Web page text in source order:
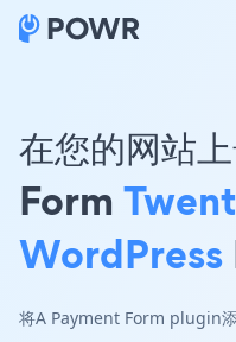
在您的网站
Form
WordPress
将A Payment Form plugin